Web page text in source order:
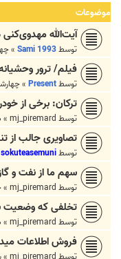
موضوعات
آیت‌الله
توسطSami 1993
»
فیلم/ ترور
توسطPresent
»چهارشنبه ۷ خرداد
ترکان: برخی از
توسط mj_piremard
»
تصاویری جالب از
توسطsokuteasemuni
سهم ما از نفت و
توسط mj_piremard
»
تخلفی که وضعیت
توسط mj_piremard
»
فروش اطلاعات